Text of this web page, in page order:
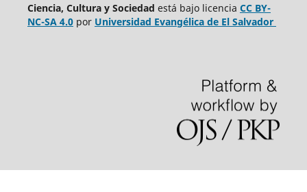
Ciencia, Cultura y Sociedad está bajo licencia CC BY-
NC-SA 4.0por Universidad Evangélica de El Salvador